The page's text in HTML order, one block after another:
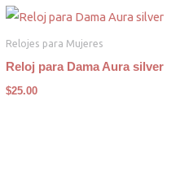
Relojes para Mujeres
Reloj para Dama Aura silver
$25.00